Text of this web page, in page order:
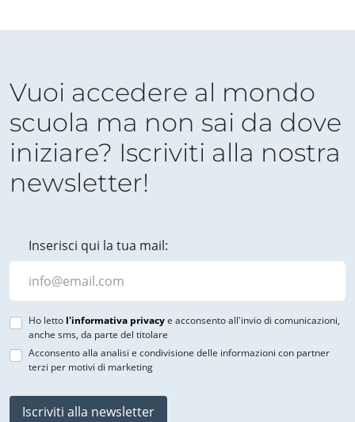
Vuoi accedere al mondo
scuola ma non sai da dove
iniziare? Iscriviti alla nostra
newsletter!
Inserisci qui la tua mail:
Ho letto l'informativa privacye acconsento all'invio di comunicazioni,
anche sms, da parte del titolare
Acconsento alla analisi e condivisione delle informazioni con partner
terzi per motivi di marketing
Iscriviti alla newsletter